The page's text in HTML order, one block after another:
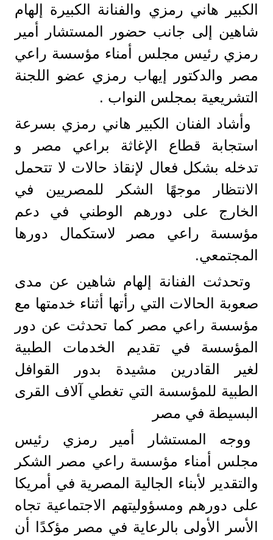
الكبير هاني رمزي والفنانة الكبيرة إلهام
شاهين إلى جانب حضور المستشار أمير
رمزي رئيس مجلس أمناء مؤسسة راعي
مصر والدكتور إيهاب رمزي عضو اللجنة
التشريعية بمجلس النواب .
وأشاد الفنان الكبير هاني رمزي بسرعة
استجابة قطاع الإغاثة براعي مصر و
تدخله بشكل فعال لإنقاذ حالات لا تتحمل
الانتظار موجهًا الشكر للمصريين في
الخارج على دورهم الوطني في دعم
مؤسسة راعي مصر لاستكمال دورها
المجتمعي.
وتحدثت الفنانة إلهام شاهين عن مدى
صعوبة الحالات التي رأتها أثناء خدمتها مع
مؤسسة راعي مصر كما تحدثت عن دور
المؤسسة في تقديم الخدمات الطبية
لغير القادرين مشيدة بدور القوافل
الطبية للمؤسسة التي تغطي آلاف القرى
البسيطة في مصر
ووجه المستشار أمير رمزي رئيس
مجلس أمناء مؤسسة راعي مصر الشكر
والتقدير لأبناء الجالية المصرية في أمريكا
على دورهم ومسؤوليتهم الاجتماعية تجاه
الأسر الأولى بالرعاية في مصر مؤكدًا أن